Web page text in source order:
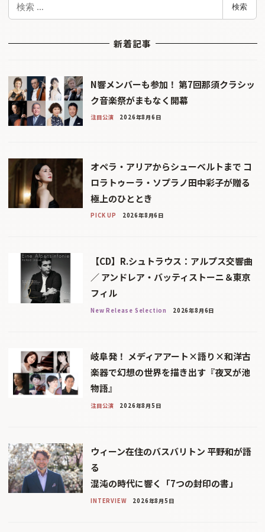
検索
新着記事
N響メンバーも参加！ 第7回那須クラシッ
ク音楽祭がまもなく開幕
注目公演 2026年8月6日
オペラ・アリアからシューベルトまで コ
ロラトゥーラ・ソプラノ田中彩子が贈る
極上のひととき
PICK UP 2026年8月6日
【CD】R.シュトラウス：アルプス交響曲
／ アンドレア・バッティストーニ＆東京
フィル
New Release Selection 2026年8月6日
岐阜発！ メディアアート×語り×和洋古
楽器で幻想の世界を描き出す『夜叉が池
物語』
注目公演 2026年8月5日
ウィーン在住のバスバリトン 平野和が語
る
混沌の時代に響く「7つの封印の書」
INTERVIEW 2026年8月5日